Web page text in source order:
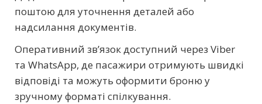
поштою для уточнення деталей або
надсилання документів.
Оперативний зв’язок доступний через Viber
та WhatsApp, де пасажири отримують швидкі
відповіді та можуть оформити броню у
зручному форматі спілкування.